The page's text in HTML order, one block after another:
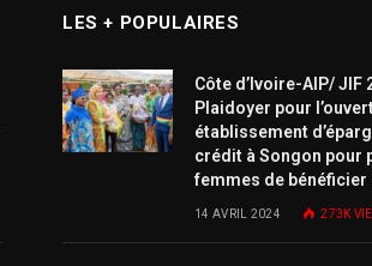
LES + POPULAIRES
Côte d’Ivoire-AIP/ JIF
Plaidoyer pour
établissement
crédit à Songon pour
femmes de bénéficier
14 AVRIL 2024 273K